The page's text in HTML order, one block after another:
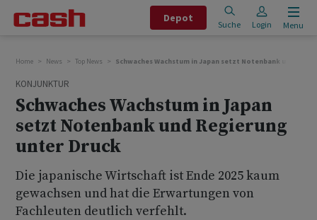
Depot
Suche Login Menu
Home News Top News Schwaches Wachstum in Japan setzt Notenbank und
KONJUNKTUR
Schwaches Wachstum in Japan
setzt Notenbank und Regierung
unter Druck
Die japanische Wirtschaft ist Ende 2025 kaum
gewachsen und hat die ‌Erwartungen ⁠von
Fachleuten deutlich verfehlt.